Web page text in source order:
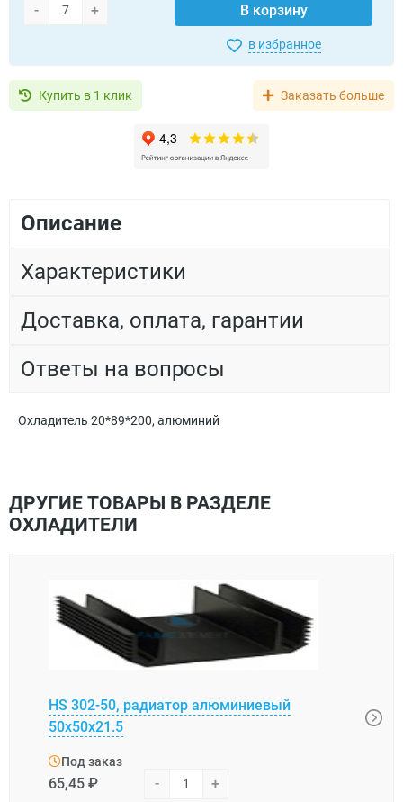
- + В корзину
в избранное
Купить в 1 клик Заказать больше
Описание
Характеристики
Доставка, оплата, гарантии
Ответы на вопросы
Охладитель 20*89*200, алюминий
ДРУГИЕ ТОВАРЫ В РАЗДЕЛЕ
ОХЛАДИТЕЛИ
HS 302-50, радиатор алюминиевый
50x50x21.5
Под заказ
65,45 ₽ - +